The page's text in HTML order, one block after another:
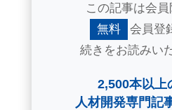
この記事は会員
無料
会員登
続きをお読みい
2,500本以上
人材開発専門記